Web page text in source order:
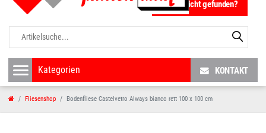
Fliese nicht gefunden?
KONTAKT
Fliesenshop Bodenfliese Castelvetro Always bianco rett 100 x 100 cm